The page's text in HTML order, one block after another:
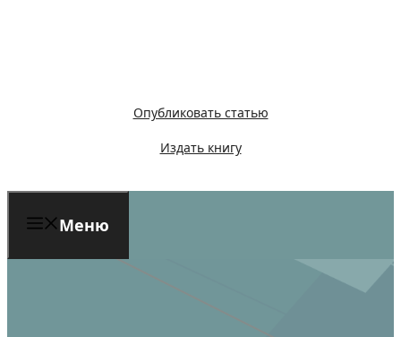
Опубликовать статью
Издать книгу
Меню